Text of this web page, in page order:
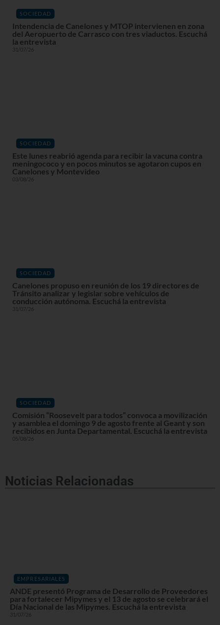
SOCIEDAD
Intendencia de Canelones y MTOP intervienen en zona
del Aeropuerto de Carrasco con tres viaductos. Escuchá
la entrevista
31/07/26
SOCIEDAD
Este lunes reabrió agenda para recibir la vacuna contra
meningococo y en pocos minutos se agotaron cupos en
Canelones y Montevideo
03/08/26
SOCIEDAD
Canelones propuso en reunión de los 19 directores de
Tránsito analizar y legislar sobre vehículos de
conducción autónoma. Escuchá la entrevista
31/07/26
SOCIEDAD
Comisión “Roosevelt para todos” convoca a movilización
y asamblea el domingo 9 de agosto frente al Geant y son
recibidos en Junta Departamental. Escuchá la entrevista
05/08/26
Noticias Relacionadas
EMPRESARIALES
ANDE presentó Programa de Desarrollo de Proveedores
para fortalecer Mipymes y el 13 de agosto se celebrará el
Día Nacional de las Mipymes. Escuchá la entrevista
31/07/26